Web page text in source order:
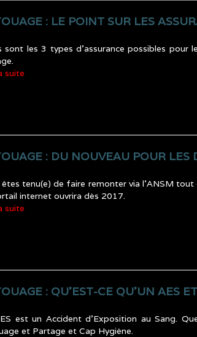
: LE POINT SUR LES
sont les 3 types d’assurance possibles
suite
: DU NOUVEAU POUR LES
tenu(e) de faire remonter via l’ANSM
internet ouvrira dès 2017.
suite
: QU’EST-CE QU’UN AES
est un Accident d’Exposition au Sang.
et Partage et Cap Hygiène.